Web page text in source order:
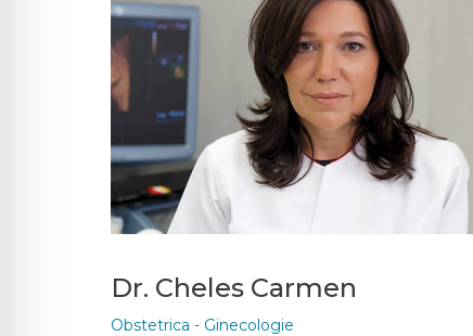
Dr. Cheles Carmen
Obstetrica - Ginecologie